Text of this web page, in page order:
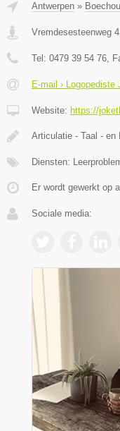
Antwerpen »
Vremdesesteenweg 4
Tel: 0479 39 54 76,
E-mail › Logopediste
Website: https://
Articulatie - Taal - en
Diensten:
Er wordt gewerkt op
Sociale media: